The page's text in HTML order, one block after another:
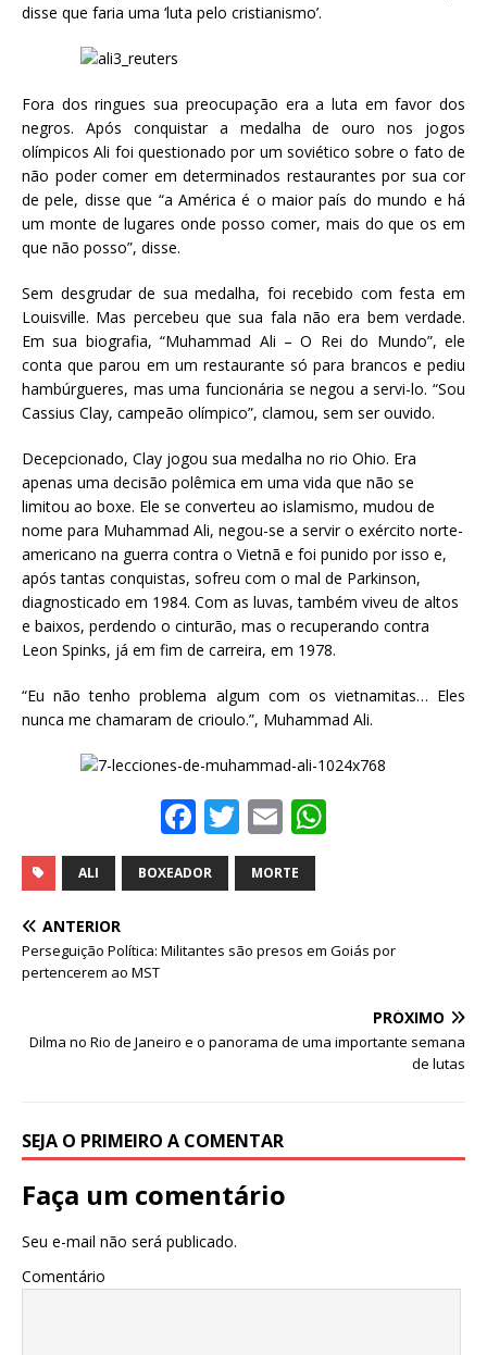
disse que faria uma ‘luta pelo cristianismo’.
Fora dos ringues sua preocupação era a luta em favor dos
negros. Após conquistar a medalha de ouro nos jogos
olímpicos Ali foi questionado por um soviético sobre o fato de
não poder comer em determinados restaurantes por sua cor
de pele, disse que “a América é o maior país do mundo e há
um monte de lugares onde posso comer, mais do que os em
que não posso”, disse.
Sem desgrudar de sua medalha, foi recebido com festa em
Louisville. Mas percebeu que sua fala não era bem verdade.
Em sua biografia, “Muhammad Ali – O Rei do Mundo”, ele
conta que parou em um restaurante só para brancos e pediu
hambúrgueres, mas uma funcionária se negou a servi-lo. “Sou
Cassius Clay, campeão olímpico”, clamou, sem ser ouvido.
Decepcionado, Clay jogou sua medalha no rio Ohio. Era
apenas uma decisão polêmica em uma vida que não se
limitou ao boxe. Ele se converteu ao islamismo, mudou de
nome para Muhammad Ali, negou-se a servir o exército norte-
americano na guerra contra o Vietnã e foi punido por isso e,
após tantas conquistas, sofreu com o mal de Parkinson,
diagnosticado em 1984. Com as luvas, também viveu de altos
e baixos, perdendo o cinturão, mas o recuperando contra
Leon Spinks, já em fim de carreira, em 1978.
“Eu não tenho problema algum com os vietnamitas… Eles
nunca me chamaram de crioulo.”, Muhammad Ali.
F
a
c
b
k
T
w
it
r
E
m
ai
A
p
ALI BOXEADOR MORTE
ANTERIOR
Perseguição Política: Militantes são presos em Goiás por
pertencerem ao MST
PRÓXIMO
Dilma no Rio de Janeiro e o panorama de uma importante semana
de lutas
SEJA O PRIMEIRO A COMENTAR
Faça um comentário
Seu e-mail não será publicado.
Comentário